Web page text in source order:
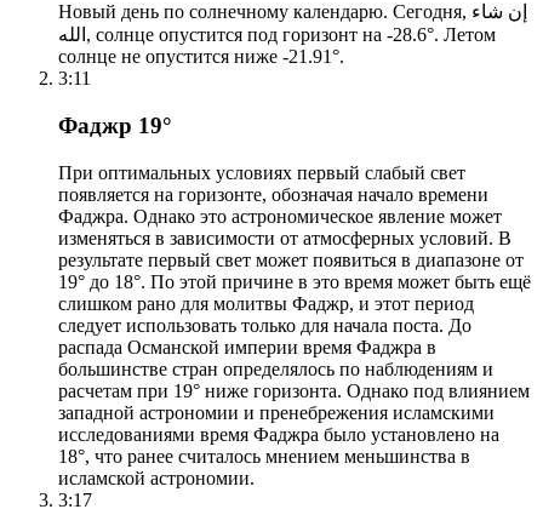
Новый день по солнечному календарю. Сегодня, إن شاء
الله, солнце опустится под горизонт на -28.6°. Летом
солнце не опустится ниже -21.91°.
3:11
Фаджр 19°
При оптимальных условиях первый слабый свет
появляется на горизонте, обозначая начало времени
Фаджра. Однако это астрономическое явление может
изменяться в зависимости от атмосферных условий. В
результате первый свет может появиться в диапазоне от
19° до 18°. По этой причине в это время может быть ещё
слишком рано для молитвы Фаджр, и этот период
следует использовать только для начала поста. До
распада Османской империи время Фаджра в
большинстве стран определялось по наблюдениям и
расчетам при 19° ниже горизонта. Однако под влиянием
западной астрономии и пренебрежения исламскими
исследованиями время Фаджра было установлено на
18°, что ранее считалось мнением меньшинства в
исламской астрономии.
3:17